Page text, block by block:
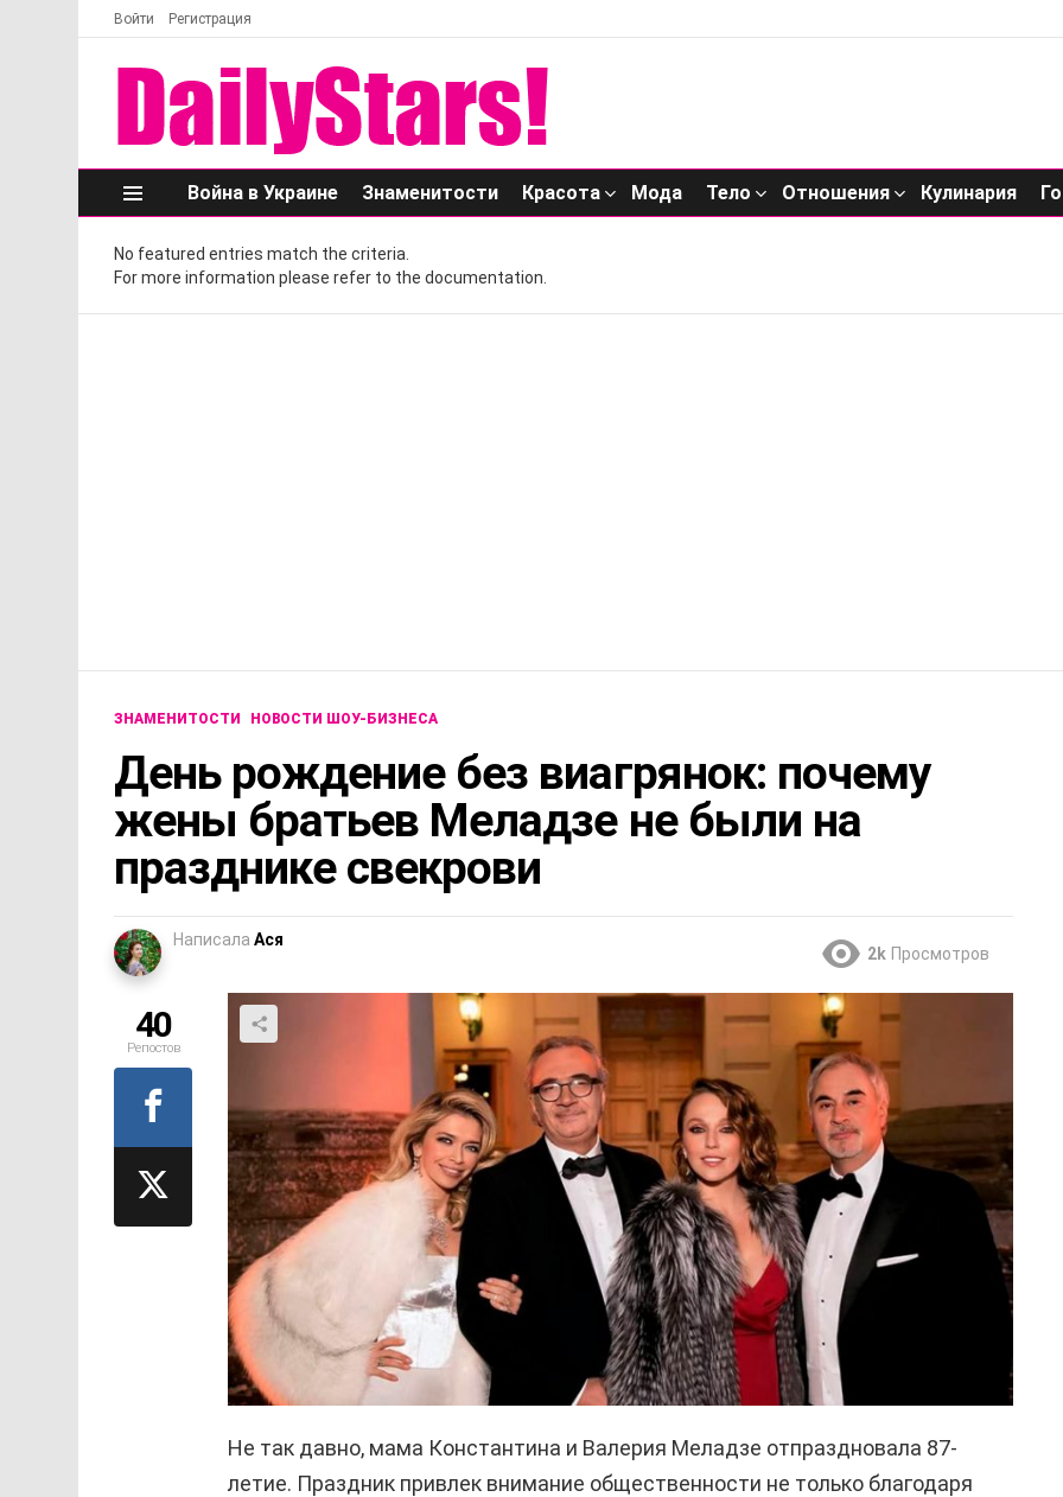
Войти Регистрация
Меню
Война в Украине Знаменитости Красота Мода Тело Отношения Кулинария
No featured entries match the criteria.
For more information please refer to the documentation.
ЗНАМЕНИТОСТИ НОВОСТИ ШОУ-БИЗНЕСА
День рождение без виагрянок: почему
жены братьев Меладзе не были на
празднике свекрови
Написала Ася
2k Просмотров
Не так давно, мама Константина и Валерия Меладзе отпраздновала 87-
летие. Праздник привлек внимание общественности не только благодаря
40
Репостов